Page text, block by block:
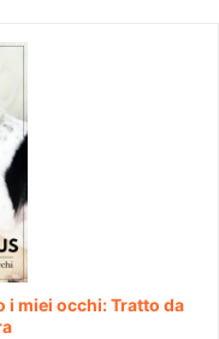
i miei occhi: Tratto da